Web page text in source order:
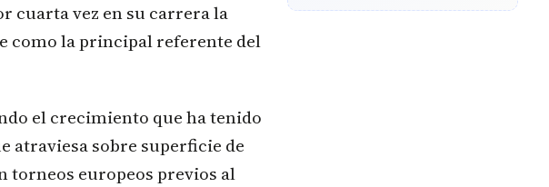
cuarta vez en su carrera la
como la principal referente del
el crecimiento que ha tenido
atraviesa sobre superficie de
torneos europeos previos al